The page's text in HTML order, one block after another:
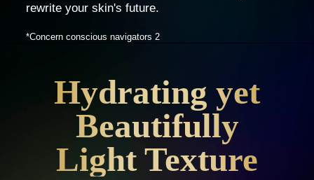
rewrite your skin's future.
*Concern conscious navigators 2
Hydrating yet
Beautifully
Light Texture